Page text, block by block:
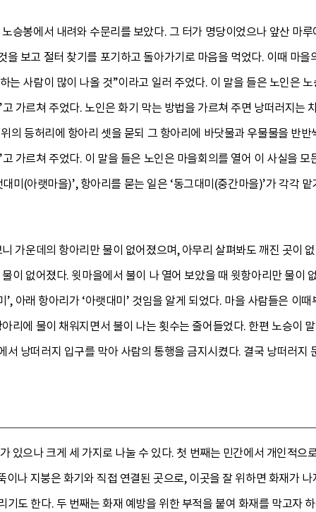
승봉에서 내려와 수문리를 보았다. 그 터가 명당이었으나 앞산 마
을 보고 절터 찾기를 포기하고 돌아가기로 마음을 먹었다. 이때 마
는 사람이 많이 나올 것”이라고 일러 주었다. 이 말을 들은 노인은
가르쳐 주었다. 노인은 화기 막는 방법을 가르쳐 주면 낭떠러지는
의 등허리에 항아리 셋을 묻되 그 항아리에 바닷물과 우물물을 반
가르쳐 주었다. 이 말을 들은 노인은 마을회의를 열어 이 사실을
미(아랫마을)’, 항아리를 묻는 일은 ‘동그대미(중간마을)’가 각각
가운데의 항아리만 물이 없어졌으며, 아무리 살펴봐도 깨진 곳이
이 없어졌다. 윗마을에서 불이 나 열어 보았을 때 윗항아리만 물이
’, 아래 항아리가 ‘아랫대미’ 것임을 알게 되었다. 마을 사람들은 이
리에 물이 채워지면서 불이 나는 횟수는 줄어들었다. 한편 노승이
서 낭떠러지 입구를 막아 사람의 통행을 금지시켰다. 결국 낭떠러지
있으나 크게 세 가지로 나눌 수 있다. 첫 번째는 민간에서 개인적
이나 지붕은 화기와 직접 연결된 곳으로, 이곳을 잘 위하면 화재가
기도 한다. 두 번째는 화재 예방을 위한 부적을 붙여 화재를 막고자